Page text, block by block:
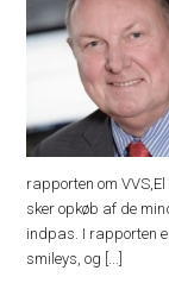
rapporten om
sker opkøb af de
indpas. I rapporten
smileys, og [...]